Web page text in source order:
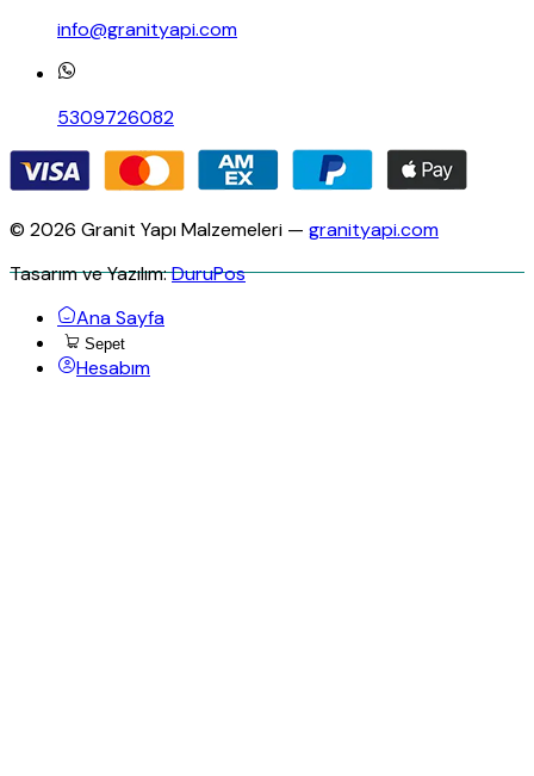
info@granityapi.com
5309726082
© 2026 Granit Yapı Malzemeleri — granityapi.com
Tasarım ve Yazılım:DuruPos
Ana Sayfa
Sepet
Hesabım